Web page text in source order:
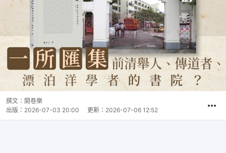
撰文： 開卷樂
出版： 2026-07-03 20:00 更新： 2026-07-06 12:52